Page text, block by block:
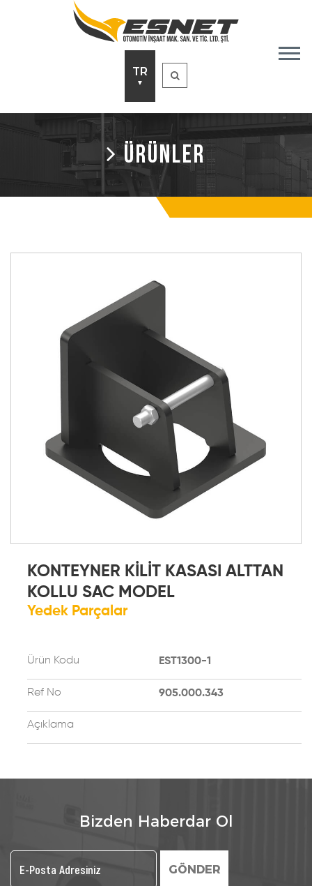
TR
▼
ÜRÜNLER
KONTEYNER KİLİT KASASI ALTTAN
KOLLU SAC MODEL
Yedek Parçalar
Ürün Kodu EST1300-1
Ref No 905.000.343
Açıklama
Bizden Haberdar Ol
GÖNDER